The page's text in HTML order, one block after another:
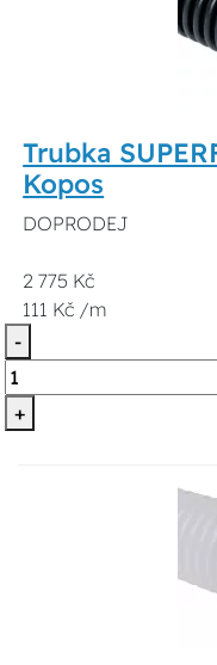
Trubka
Kopos
DOPRODEJ
2 775 Kč
111 Kč /m
-
+